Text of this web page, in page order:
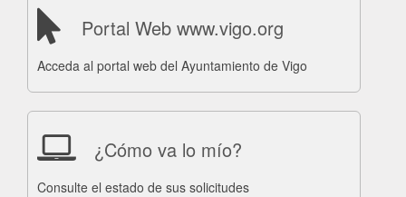
Portal Web www.vigo.org
Acceda al portal web del Ayuntamiento de Vigo
¿Cómo va lo mío?
Consulte el estado de sus solicitudes